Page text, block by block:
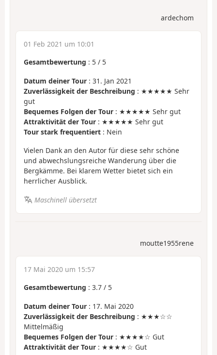
ardechom
01 Feb 2021 um 10:01
Gesamtbewertung : 5 / 5
Datum deiner Tour : 31. Jan 2021
Zuverlässigkeit der Beschreibung : ★★★★★ Sehr
gut
Bequemes Folgen der Tour : ★★★★★ Sehr gut
Attraktivität der Tour : ★★★★★ Sehr gut
Tour stark frequentiert : Nein
Vielen Dank an den Autor für diese sehr schöne
und abwechslungsreiche Wanderung über die
Bergkämme. Bei klarem Wetter bietet sich ein
herrlicher Ausblick.
Maschinell übersetzt
moutte1955rene
17 Mai 2020 um 15:57
Gesamtbewertung : 3.7 / 5
Datum deiner Tour : 17. Mai 2020
Zuverlässigkeit der Beschreibung : ★★★☆☆
Mittelmäßig
Bequemes Folgen der Tour : ★★★★☆ Gut
Attraktivität der Tour : ★★★★☆ Gut